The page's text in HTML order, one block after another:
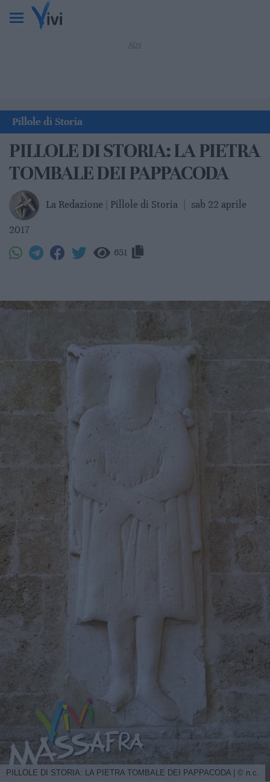
Pillole di Storia
PILLOLE DI STORIA: LA PIETRA
TOMBALE DEI PAPPACODA
La Redazione | Pillole di Storia sab 22 aprile
2017
651
PILLOLE DI STORIA: LA PIETRA TOMBALE DEI PAPPACODA | © n.c.